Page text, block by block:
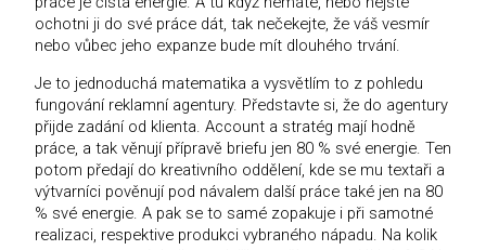
ochotni ji do své práce dát, tak nečekejte, že váš vesmír
nebo vůbec jeho expanze bude mít dlouhého trvání.
Je to jednoduchá matematika a vysvětlím to z pohledu
fungování reklamní agentury. Představte si, že do agentury
přijde zadání od klienta. Account a stratég mají hodně
práce, a tak věnují přípravě briefu jen 80 % své energie. Ten
potom předají do kreativního oddělení, kde se mu textaři a
výtvarníci pověnují pod návalem další práce také jen na 80
% své energie. A pak se to samé zopakuje i při samotné
realizaci, respektive produkci vybraného nápadu. Na kolik